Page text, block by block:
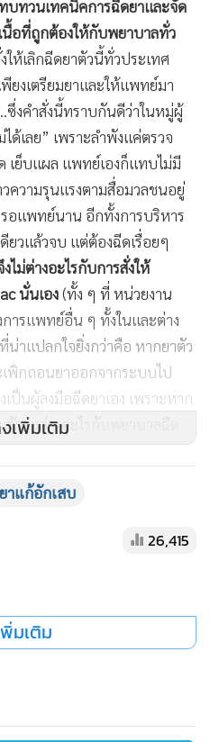
บทวนเทคนิคการฉีดยาและจัด
นื้อที่ถูกต้องให้กับพยาบาลทั่ว
ห้เลิกฉีดยาตัวนี้ทั่วประเทศ
ยงเตรียมยาและให้แพทย์มา
ซึ่งคำสั่งนี้ทราบกันดีว่าในหมู่ผู้
ด้เลย” เพราะลำพังแค่ตรวจ
เย็บแผล แพทย์เองก็แทบไม่มี
ความรุนแรงตามสื่อมวลชนอยู่
รอแพทย์นาน อีกทั้งการบริหาร
ดียวแล้วจบ แต่ต้องฉีดเรื่อยๆ
ไม่ต่างอะไรกับการสั่งให้
นั่นเอง(ทั้ง ๆ ที่ หน่วยงาน
ารแพทย์อื่น ๆ ทั้งในและต่าง
น่าแปลกใจยิ่งกว่าคือ หากยาตัว
พิกถอนยาออกจากระบบไป
ป็นผู้ลงมือฉีดยาเอง เพราะหาก
วจะต่างอะไรกับพยาบาลฉีด
ปใช้ยาทางเลือกทดแทนตัวอื่นที่
๕๐ เท่า
(diclofenacราคาต่อ
งเลือกอื่นราคาตั้งแต่ 160-
อกทดแทนตัวอื่นนั้นผู้ป่วยต้อง
นเอง ต่างจาก
าพดี บริหารยาง่าย แพทย์คุ้น
สามารถรับยาได้ฟรี
ายหลังฉีดยาเข้ากล้ามนี้มิได้เกิด
เพิ่มเติม
าแก้อักเสบ
26,415
มเติม